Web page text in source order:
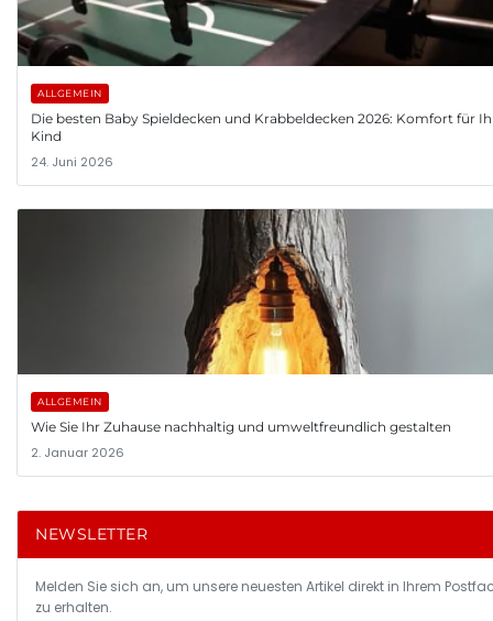
ALLGEMEIN
Die besten Baby Spieldecken und Krabbeldecken 2026: Komfort für
Kind
24. Juni 2026
ALLGEMEIN
Wie Sie Ihr Zuhause nachhaltig und umweltfreundlich gestalten
2. Januar 2026
NEWSLETTER
Melden Sie sich an, um unsere neuesten Artikel direkt in Ihrem
zu erhalten.